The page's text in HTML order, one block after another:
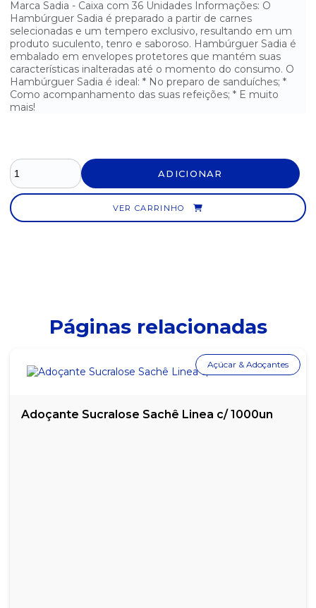
SALSICHA SADIA - 3KG
Marca Sadia - Caixa com 36 Unidades Informações: O
Hambúrguer Sadia é preparado a partir de carnes
selecionadas e um tempero exclusivo, resultando em um
produto suculento, tenro e saboroso. Hambúrguer Sadia é
embalado em envelopes protetores que mantém suas
características inalteradas até o momento do consumo. O
Hambúrguer Sadia é ideal: * No preparo de sanduíches; *
Como acompanhamento das suas refeições; * E muito
mais!
ADICIONAR
VER CARRINHO
Páginas relacionadas
Adoçante Sucralose Sachê Linea c/ 1000un
Açúcar & Adoçantes